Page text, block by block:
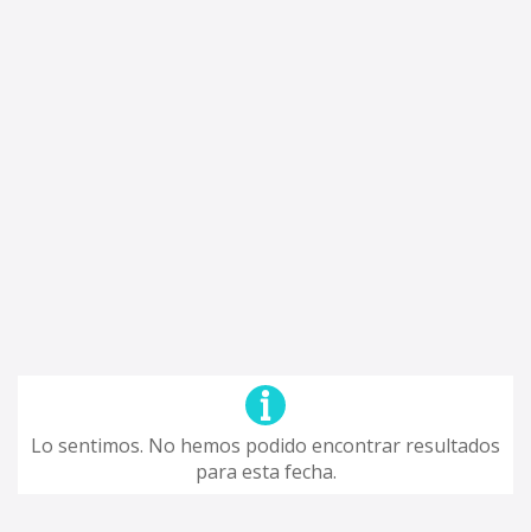
Lo sentimos. No hemos podido encontrar resultados
para esta fecha.